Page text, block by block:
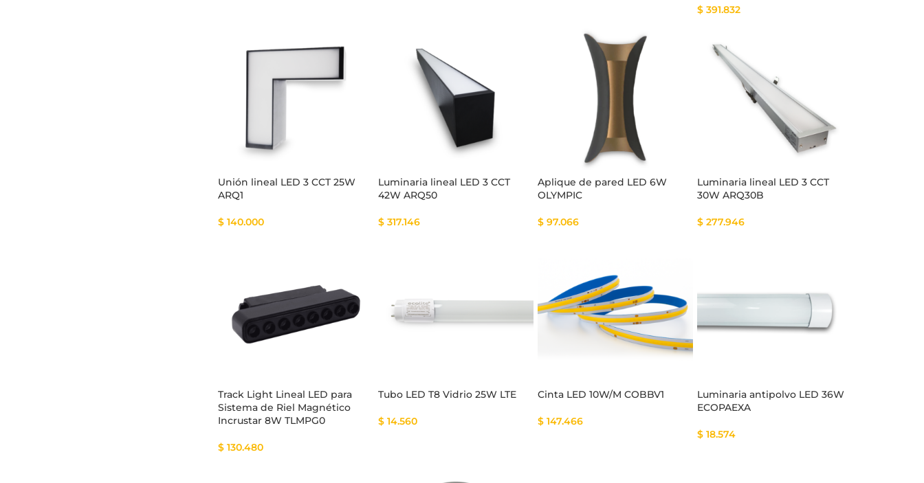
$391.832
Unión lineal LED 3 CCT 25W
ARQ1
$ 140.000
Luminaria lineal LED 3 CCT
42W ARQ50
$317.146
Aplique de pared LED 6W
OLYMPIC
$97.066
Luminaria lineal LED 3 CCT
30W ARQ30B
$277.946
Track Light Lineal LED para
Sistema de Riel Magnético
Incrustar 8W TLMPG0
$ 130.480
Tubo LED T8 Vidrio 25W LTE
$14.560
Cinta LED 10W/M COBBV1
$147.466
Luminaria antipolvo LED 36W
ECOPAEXA
$18.574